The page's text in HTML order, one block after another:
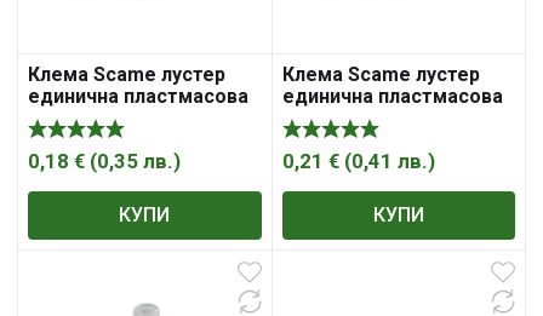
Клема Scame лустер
единична пластмасова
2.5мм2, прозрачна
0,18 € (0,35 лв.)
КУПИ
Клема Scame лустер
единична пластмасова
4мм2, прозрачна
0,21 € (0,41 лв.)
КУПИ